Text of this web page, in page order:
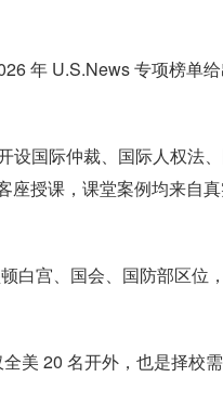
年 U.S.News 专项榜单
设国际仲裁、国际人权法
座授课，课堂案例均来自
白宫、国会、国防部区位
美 20 名开外，也是择校